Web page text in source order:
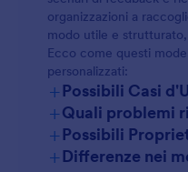
organizzazioni a
modo utile e
Ecco come questi
personalizzati:
+Possibili Casi
+Quali problemi
+Possibili
+Differenze nei